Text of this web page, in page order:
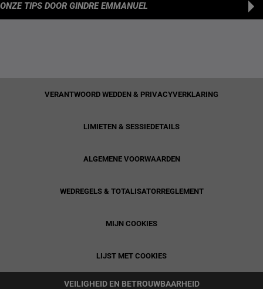
ONZE TIPS DOOR GINDRE EMMANUEL
VERANTWOORD WEDDEN & PRIVACYVERKLARING
LIMIETEN & SESSIEDETAILS
ALGEMENE VOORWAARDEN
WEDREGELS & TOTALISATORREGLEMENT
MIJN COOKIES
LIJST MET COOKIES
VEILIGHEID EN BETROUWBAARHEID